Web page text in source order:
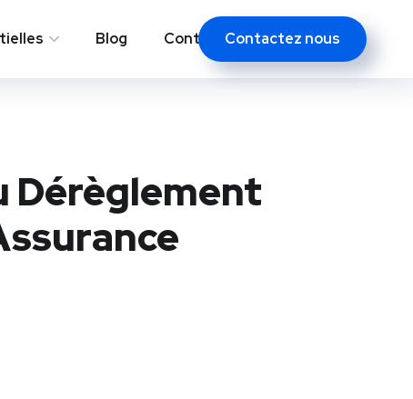
Blog ContactsContactez nous
Dérèglement